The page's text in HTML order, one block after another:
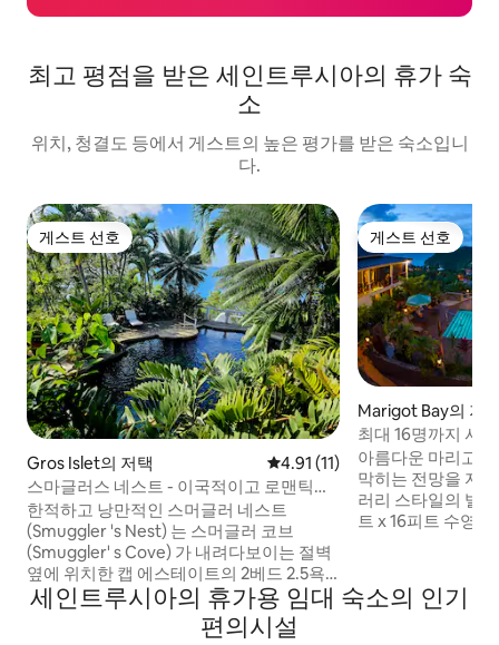
최고 평점을 받은 세인트루시아의 휴가 숙
소
위치, 청결도 등에서 게스트의 높은 평가를 받은 숙소입니
다.
게스트 선호
게스트 선호
Gros Islet의 저택 평점 4.91점(5점 만점), 후기 11
4.91 (11)
스마글러스 네스트 - 이국적이고 로맨틱한
침실 2개의 빌라
한적하고 낭만적인 스머글러 네스트
(Smuggler 's Nest) 는 스머글러 코브
(Smuggler' s Cove) 가 내려다보이는 절벽
옆에 위치한 캡 에스테이트의 2베드 2.5욕
실 저택입니다. 놀라운 건축물과 마감재로
건축 다이제스트 (Architectural Digest) 에
소개되었습니다. 빌라는 신혼여행이나 로
게스트 선호
게스트 선호
Marigot Bay의 저
최대 16명까지 사
아름다운 마리고
막히는 전망을 자
러리 스타일의 빌
트 x 16피트 수영
자닌, 4개의 욕실,
갖추고 있으며, 두
세인트루시아의 휴가용 임대 숙소의 인기
편의시설